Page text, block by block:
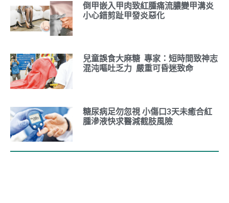
倒甲嵌入甲肉致紅腫痛流膿變甲溝炎
小心錯剪趾甲發炎惡化
兒童誤食大麻糖 專家：短時間致神志
混沌嘔吐乏力 嚴重可昏迷致命
糖尿病足勿忽視 小傷口3天未癒合紅
腫滲液快求醫減截肢風險